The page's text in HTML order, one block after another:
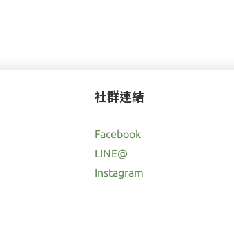
社群連結
Facebook
LINE@
Instagram